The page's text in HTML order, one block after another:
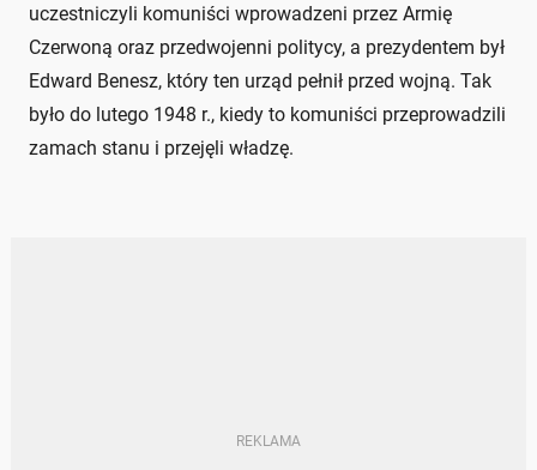
uczestniczyli komuniści wprowadzeni przez Armię
Czerwoną oraz przedwojenni politycy, a prezydentem był
Edward Benesz, który ten urząd pełnił przed wojną. Tak
było do lutego 1948 r., kiedy to komuniści przeprowadzili
zamach stanu i przejęli władzę.